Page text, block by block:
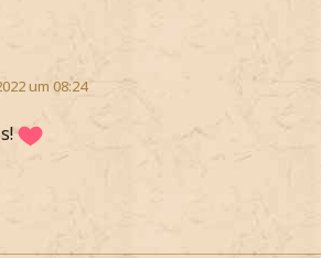
um 08:24